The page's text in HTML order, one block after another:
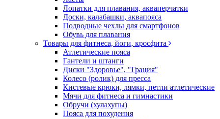
Лопатки для плавания, акваперчатки
Доски, калабашки, аквапояса
Подводные чехлы для смартфонов
Обувь для плавания
Товары для фитнеса, йоги, кросфита
Атлетические пояса
Гантели и штанги
Диски "Здоровье", "Грация"
Колесо (ролик) для пресса
Кистевые крюки, лямки, петли атлетические
Мячи для фитнеса и гимнастики
Обручи (хулахупы)
Пояса для похудения